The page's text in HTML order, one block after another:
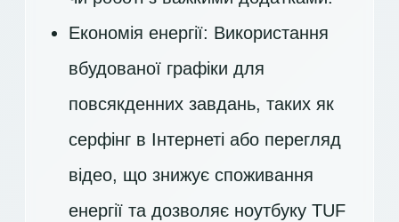
Економія енергії: Використання
вбудованої графіки для
повсякденних завдань, таких як
серфінг в Інтернеті або перегляд
відео, що знижує споживання
енергії та дозволяє ноутбуку TUF